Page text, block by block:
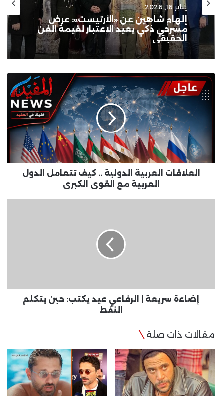
يناير 16, 2026
إلهام شاهين عن «الأرتيست»: عرض
مسرحي ذكي يعيد الاعتبار لقيمة الفن
الحقيقي
العلاقات
العربية
الدولية
تتعامل
العربية
مع
العلاقات العربية الدولية .. كيف تتعامل الدول
العربية مع القوى الكبرى
النفط
إضاءة سريعة | الرفاعي عيد يكتب: حين يتكلم
النفط
مقالات ذات صلة